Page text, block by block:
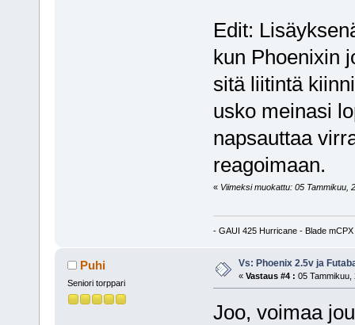
Edit:
kun Phoenixin
sitä liitintä
usko meinasi
napsauttaa
reagoimaan.
« Viimeksi muokattu: 05 Tammikuu,
- GAUI 425 Hurricane - Blade
Puhi
Seniori torppari
Vs: Phoenix 2.5v ja
« Vastaus #4 : 05 Tammikuu,
Joo, voimaa